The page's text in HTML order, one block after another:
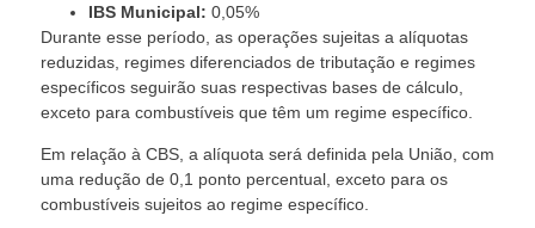
IBS Municipal: 0,05%
Durante esse período, as operações sujeitas a alíquotas
reduzidas, regimes diferenciados de tributação e regimes
específicos seguirão suas respectivas bases de cálculo,
exceto para combustíveis que têm um regime específico.
Em relação à CBS, a alíquota será definida pela União, com
uma redução de 0,1 ponto percentual, exceto para os
combustíveis sujeitos ao regime específico.